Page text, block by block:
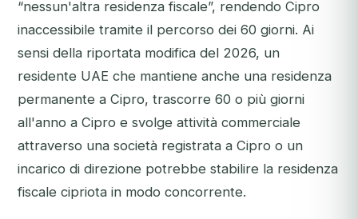
“nessun'altra residenza fiscale”, rendendo Cipro
inaccessibile tramite il percorso dei 60 giorni. Ai
sensi della riportata modifica del 2026, un
residente UAE che mantiene anche una residenza
permanente a Cipro, trascorre 60 o più giorni
all'anno a Cipro e svolge attività commerciale
attraverso una società registrata a Cipro o un
incarico di direzione potrebbe stabilire la residenza
fiscale cipriota in modo concorrente.